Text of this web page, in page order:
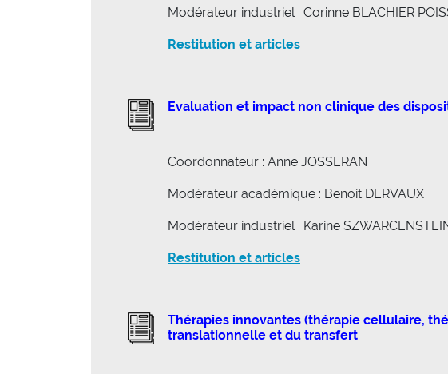
Modérateur industriel : Corinne BLACHIER
Restitution et articles
Evaluation et impact non clinique des
Coordonnateur : Anne JOSSERAN
Modérateur académique : Benoit DERVAUX
Modérateur industriel : Karine
Restitution et articles
Thérapies innovantes (thérapie cellulaire,
translationnelle et du transfert